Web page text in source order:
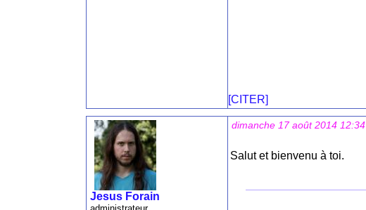
[CITER]
Jesus Forain
dimanche 17 août 2014 12:34
Salut et bienvenu à toi.